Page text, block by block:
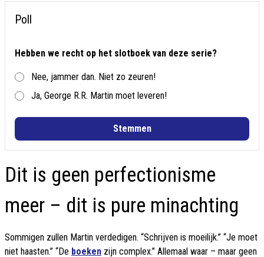
Poll
Hebben we recht op het slotboek van deze serie?
Nee, jammer dan. Niet zo zeuren!
Ja, George R.R. Martin moet leveren!
Stemmen
Dit is geen perfectionisme
meer – dit is pure minachting
Sommigen zullen Martin verdedigen. “Schrijven is moeilijk.” “Je moet
niet haasten.” “De boeken zijn complex.” Allemaal waar – maar geen